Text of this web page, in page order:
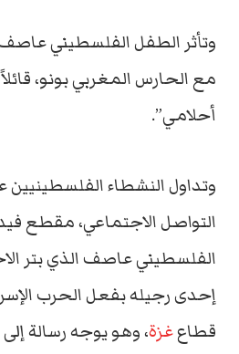
وتأثر الطفل الفلسطيني عاصف
مع الحارس المغربي بونو،
أحلامي”.
وتداول النشطاء
التواصل الاجتماعي، مقطع
الفلسطيني عاصف الذي بتر
إحدى رجيله بفعل الحرب
قطاعغزة، وهو يوجه رسالة